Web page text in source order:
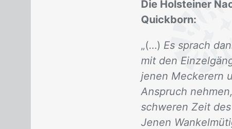
Die Holsteiner
Quickborn:
„(…) Es sprach
mit den
jenen Meckerern
Anspruch
schweren Zeit
Jenen